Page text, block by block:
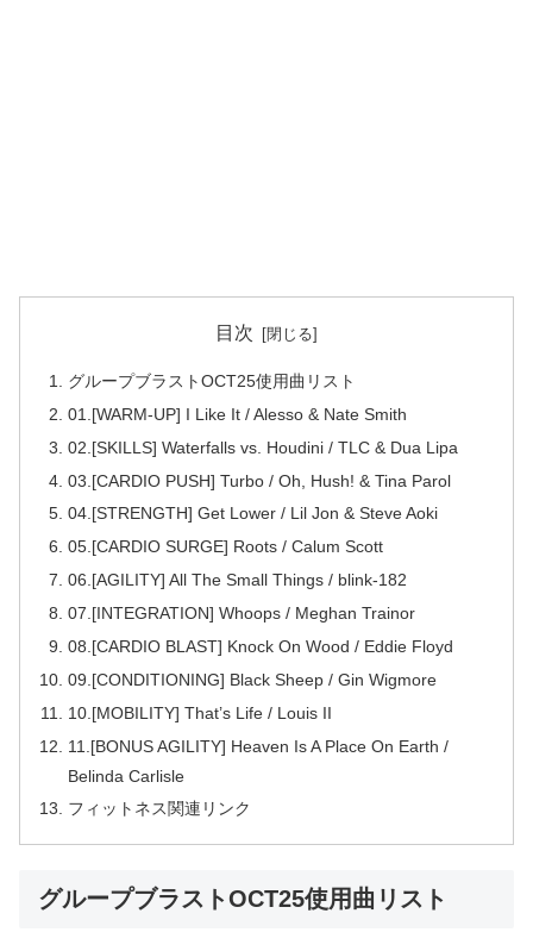
目次
グループブラストOCT25使用曲リスト
01.[WARM-UP] I Like It / Alesso & Nate Smith
02.[SKILLS] Waterfalls vs. Houdini / TLC & Dua Lipa
03.[CARDIO PUSH] Turbo / Oh, Hush! & Tina Parol
04.[STRENGTH] Get Lower / Lil Jon & Steve Aoki
05.[CARDIO SURGE] Roots / Calum Scott
06.[AGILITY] All The Small Things / blink-182
07.[INTEGRATION] Whoops / Meghan Trainor
08.[CARDIO BLAST] Knock On Wood / Eddie Floyd
09.[CONDITIONING] Black Sheep / Gin Wigmore
10.[MOBILITY] That’s Life / Louis II
11.[BONUS AGILITY] Heaven Is A Place On Earth /
Belinda Carlisle
フィットネス関連リンク
グループブラストOCT25使用曲リスト